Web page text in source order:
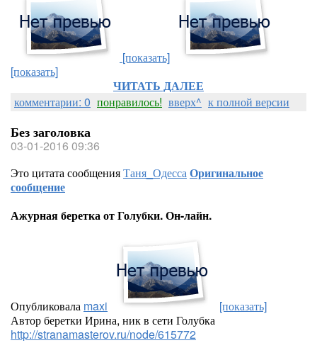
[показать]
[показать]
ЧИТАТЬ ДАЛЕЕ
комментарии: 0 понравилось! вверх^ к полной версии
Без заголовка
03-01-2016 09:36
Это цитата сообщенияТаня_ОдессаОригинальное
сообщение
Ажурная беретка от Голубки. Он-лайн.
Опубликовала maxi
[показать]
Автор беретки Ирина, ник в сети Голубка
http://stranamasterov.ru/node/615772